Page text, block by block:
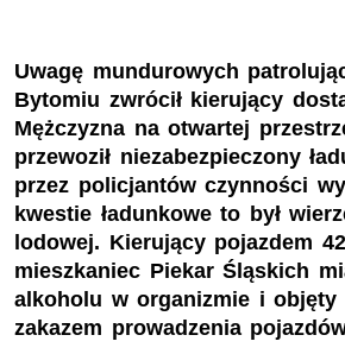
Uwagę mundurowych
Bytomiu zwrócił kierujący
Mężczyzna na otwartej
przewoził niezabezpieczony
przez policjantów czynności
kwestie ładunkowe to był
lodowej. Kierujący pojazdem
mieszkaniec Piekar Śląskich
alkoholu w organizmie i objęty
zakazem prowadzenia